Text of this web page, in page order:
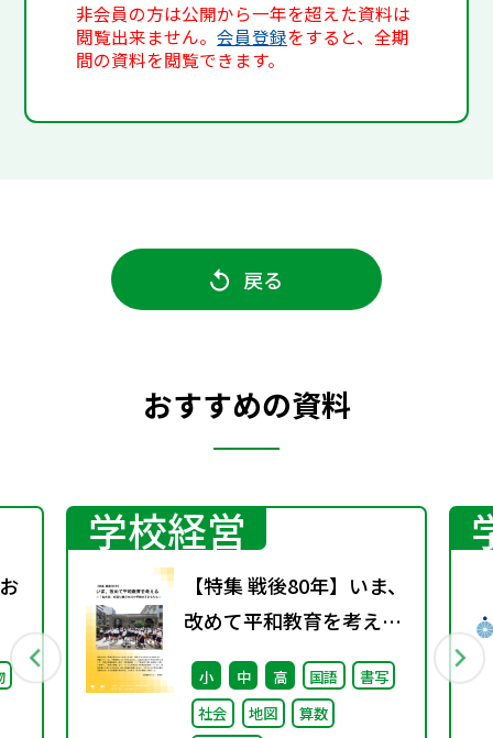
非会員の方は公開から一年を超えた資料は
閲覧出来ません。会員登録をすると、全期
間の資料を閲覧できます。
戻る
おすすめの資料
学校経営
【特集 戦後80年】いま、
改めて平和教育を考え
る〜「あの日」を語り継
ぐ本川小学校の子どもた
ち〜
小 中 高 国語
書写
社会
地図
算数